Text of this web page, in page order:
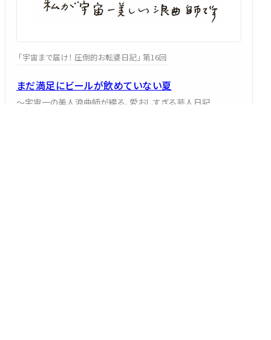
「宇宙まで届け！ 圧倒的お転婆日記」 第16回
まだ満足にビールが飲めていない夏
～宇宙一の美人浪曲師が綴る、愛おしすぎる芸人日記